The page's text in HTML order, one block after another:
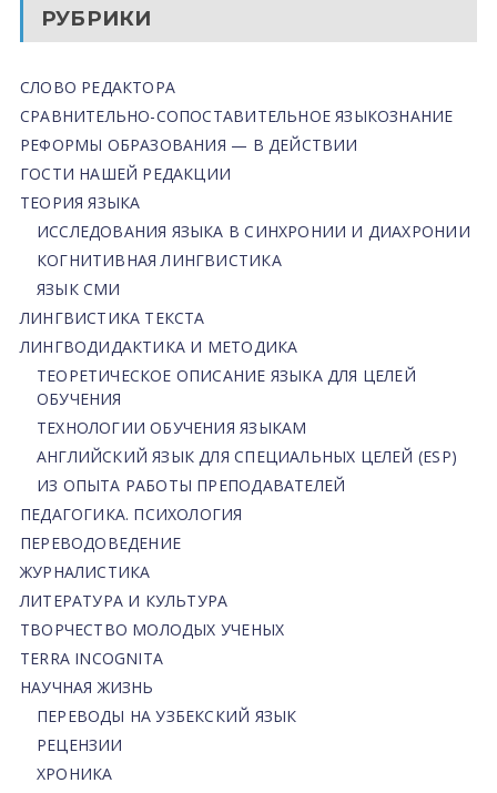
РУБРИКИ
СЛОВО РЕДАКТОРА
СРАВНИТЕЛЬНО-СОПОСТАВИТЕЛЬНОЕ ЯЗЫКОЗНАНИЕ
РЕФОРМЫ ОБРАЗОВАНИЯ — В ДЕЙСТВИИ
ГОСТИ НАШЕЙ РЕДАКЦИИ
ТЕОРИЯ ЯЗЫКА
ИССЛЕДОВАНИЯ ЯЗЫКА В СИНХРОНИИ И ДИАХРОНИИ
КОГНИТИВНАЯ ЛИНГВИСТИКА
ЯЗЫК СМИ
ЛИНГВИСТИКА ТЕКСТА
ЛИНГВОДИДАКТИКА И МЕТОДИКА
ТЕОРЕТИЧЕСКОЕ ОПИСАНИЕ ЯЗЫКА ДЛЯ ЦЕЛЕЙ
ОБУЧЕНИЯ
ТЕХНОЛОГИИ ОБУЧЕНИЯ ЯЗЫКАМ
АНГЛИЙСКИЙ ЯЗЫК ДЛЯ СПЕЦИАЛЬНЫХ ЦЕЛЕЙ (ESP)
ИЗ ОПЫТА РАБОТЫ ПРЕПОДАВАТЕЛЕЙ
ПЕДАГОГИКА. ПСИХОЛОГИЯ
ПЕРЕВОДОВЕДЕНИЕ
ЖУРНАЛИСТИКА
ЛИТЕРАТУРА И КУЛЬТУРА
ТВОРЧЕСТВО МОЛОДЫХ УЧЕНЫХ
TERRA INCOGNITA
НАУЧНАЯ ЖИЗНЬ
ПЕРЕВОДЫ НА УЗБЕКСКИЙ ЯЗЫК
РЕЦЕНЗИИ
ХРОНИКА